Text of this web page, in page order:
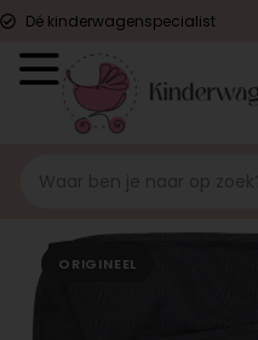
Dé kinderwagenspecialist
ORIGINEEL